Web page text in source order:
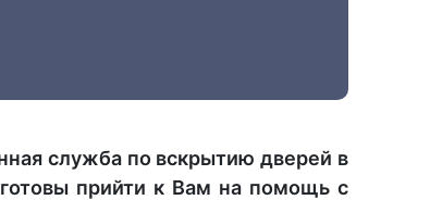
служба по вскрытию дверей в
прийти к Вам на помощь с